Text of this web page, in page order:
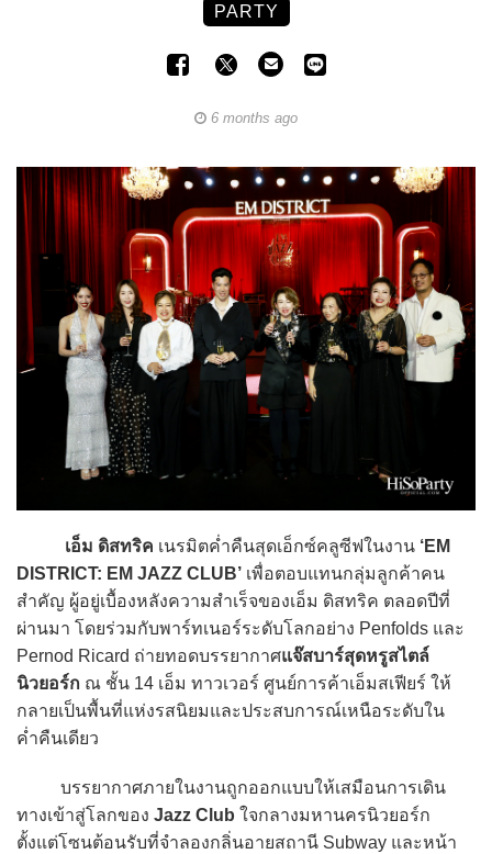
PARTY
6 months ago
เอ็ม ดิสทริค เนรมิตค่ำคืนสุดเอ็กซ์คลูซีฟในงาน ‘EM
DISTRICT: EM JAZZ CLUB’ เพื่อตอบแทนกลุ่มลูกค้าคน
สำคัญ ผู้อยู่เบื้องหลังความสำเร็จของเอ็ม ดิสทริค ตลอดปีที่
ผ่านมา โดยร่วมกับพาร์ทเนอร์ระดับโลกอย่าง Penfolds และ
Pernod Ricard ถ่ายทอดบรรยากาศแจ๊สบาร์สุดหรูสไตล์
นิวยอร์ก ณ ชั้น 14 เอ็ม ทาวเวอร์ ศูนย์การค้าเอ็มสเฟียร์ ให้
กลายเป็นพื้นที่แห่งรสนิยมและประสบการณ์เหนือระดับใน
ค่ำคืนเดียว
บรรยากาศภายในงานถูกออกแบบให้เสมือนการเดิน
ทางเข้าสู่โลกของ Jazz Club ใจกลางมหานครนิวยอร์ก
ตั้งแต่โซนต้อนรับที่จำลองกลิ่นอายสถานี Subway และหน้า